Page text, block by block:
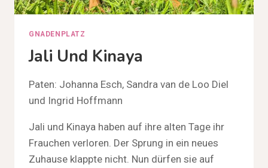
GNADENPLATZ
Jali Und Kinaya
Paten: Johanna Esch, Sandra van de Loo Diel
und Ingrid Hoffmann
Jali und Kinaya haben auf ihre alten Tage ihr
Frauchen verloren. Der Sprung in ein neues
Zuhause klappte nicht. Nun dürfen sie auf